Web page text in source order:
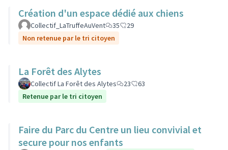
Création d'un espace dédié aux chiens
Collectif_LaTruffeAuVent 35
29
Non retenue par le tri citoyen
La Forêt des Alytes
Collectif La Forêt des Alytes 23
63
Retenue par le tri citoyen
Faire du Parc du Centre un lieu convivial et
secure pour nos enfants